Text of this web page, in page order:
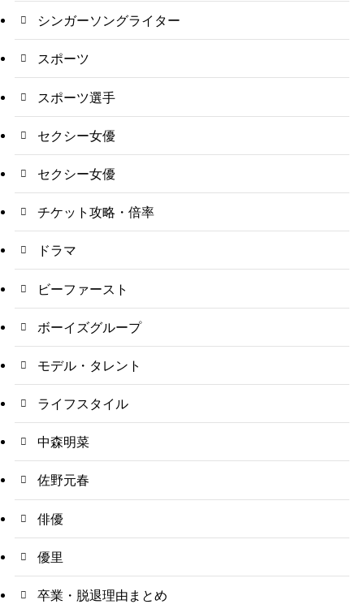
シンガーソングライター
スポーツ
スポーツ選手
セクシー女優
セクシー女優
チケット攻略・倍率
ドラマ
ビーファースト
ボーイズグループ
モデル・タレント
ライフスタイル
中森明菜
佐野元春
俳優
優里
卒業・脱退理由まとめ